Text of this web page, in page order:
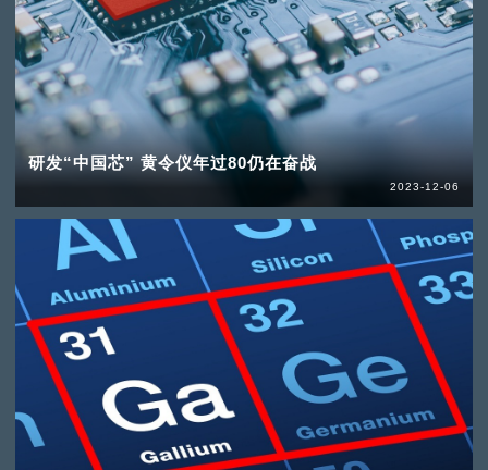
研发“中国芯” 黄令仪年过80仍在奋战
2023-12-06